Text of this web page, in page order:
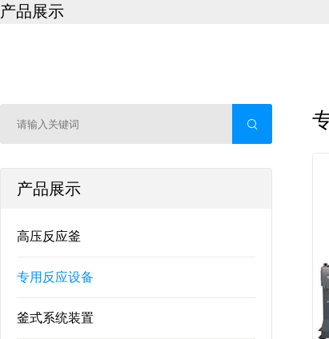
产品展示
产品展示
高压反应釜
专用反应设备
釜式系统装置